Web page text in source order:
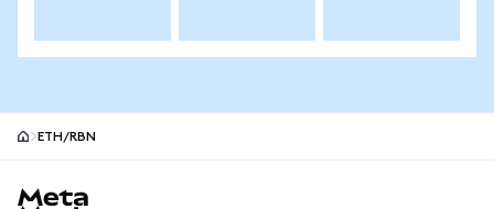
ETH/RBN